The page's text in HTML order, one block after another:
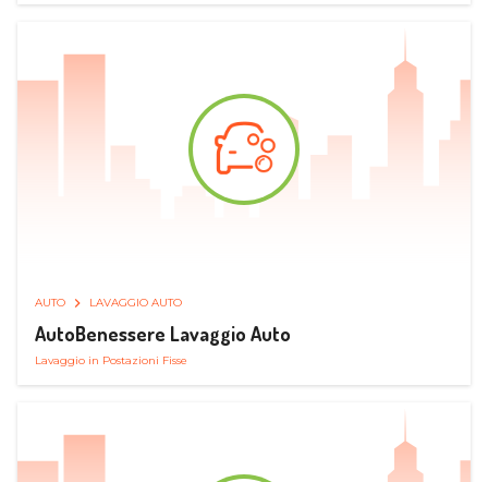
AUTO LAVAGGIO AUTO
AutoBenessere Lavaggio Auto
Lavaggio in Postazioni Fisse